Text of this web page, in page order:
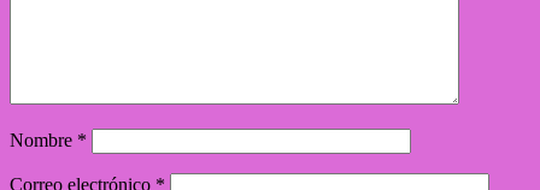
Nombre *
Correo electrónico *